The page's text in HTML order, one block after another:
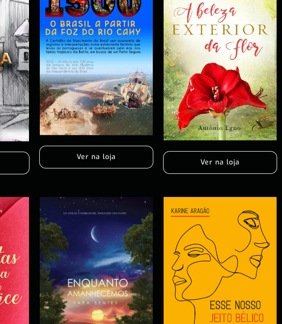
Ver na loja
Ver na loja